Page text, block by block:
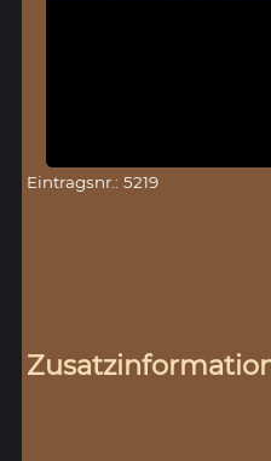
Eintragsnr.: 5219